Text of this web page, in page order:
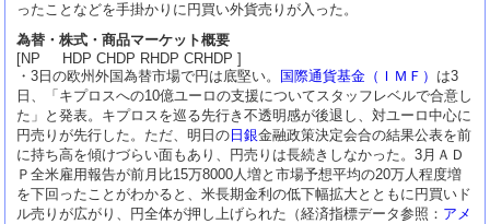
ったことなどを手掛かりに円買い外貨売りが入った。
為替・株式・商品マーケット概要
[NP HDP CHDP RHDP CRHDP ]
・3日の欧州外国為替市場で円は底堅い。
国際通貨基金（ＩＭＦ） は3
日、「キプロスへの10億ユーロの支援についてスタッフレベルで合意し
た」と発表。キプロスを巡る先行き不透明感が後退し、対ユーロ中心に
円売りが先行した。ただ、明日の 日銀金融政策決定会合の結果公表を前
に持ち高を傾けづらい面もあり、円売りは長続きしなかった。3月ＡＤ
Ｐ全米雇用報告が前月比15万8000人増と市場予想平均の20万人程度増
を下回ったことがわかると、米長期金利の低下幅拡大とともに円買いド
ル売りが広がり、円全体が押し上げられた（経済指標データ参照： アメ